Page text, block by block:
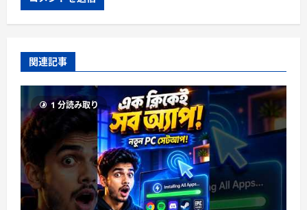
関連記事
1 分読み取り